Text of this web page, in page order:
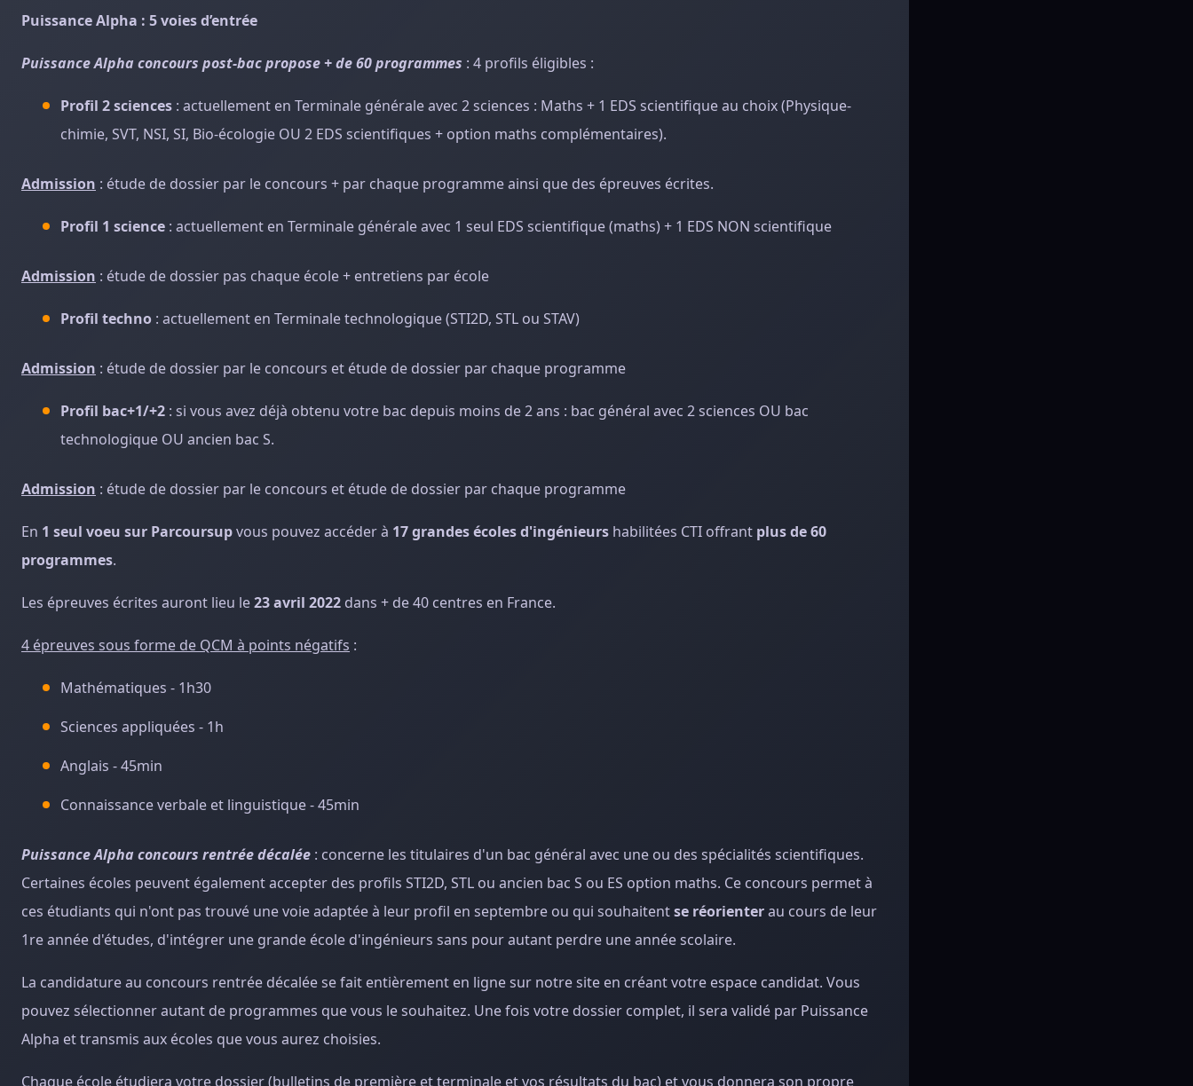
Puissance Alpha : 5 voies d’entrée
Puissance Alpha concours post-bac propose + de 60 programmes : 4 profils éligibles :
Profil 2 sciences : actuellement en Terminale générale avec 2 sciences : Maths + 1 EDS scientifique au choix (Physique-
chimie, SVT, NSI, SI, Bio-écologie OU 2 EDS scientifiques + option maths complémentaires).
Admission : étude de dossier par le concours + par chaque programme ainsi que des épreuves écrites.
Profil 1 science : actuellement en Terminale générale avec 1 seul EDS scientifique (maths) + 1 EDS NON scientifique
Admission : étude de dossier pas chaque école + entretiens par école
Profil techno : actuellement en Terminale technologique (STI2D, STL ou STAV)
Admission : étude de dossier par le concours et étude de dossier par chaque programme
Profil bac+1/+2 : si vous avez déjà obtenu votre bac depuis moins de 2 ans : bac général avec 2 sciences OU bac
technologique OU ancien bac S.
Admission : étude de dossier par le concours et étude de dossier par chaque programme
En 1 seul voeu sur Parcoursupvous pouvez accéder à 17 grandes écoles d'ingénieurs habilitées CTI offrant plus de 60
programmes.
Les épreuves écrites auront lieu le23 avril 2022 dans + de 40 centres en France.
4 épreuves sous forme de QCM à points négatifs :
Mathématiques - 1h30
Sciences appliquées - 1h
Anglais - 45min
Connaissance verbale et linguistique - 45min
Puissance Alpha concours rentrée décalée : concerne les titulaires d'un bac général avec une ou des spécialités scientifiques.
Certaines écoles peuvent également accepter des profils STI2D, STL ou ancien bac S ou ES option maths. Ce concours permet à
ces étudiants qui n'ont pas trouvé une voie adaptée à leur profil en septembre ou qui souhaitentse réorienterau cours de leur
1re année d'études, d'intégrer une grande école d'ingénieurs sans pour autant perdre une année scolaire.
La candidature au concours rentrée décalée se fait entièrement en ligne sur notre site en créant votre espace candidat. Vous
pouvez sélectionner autant de programmes que vous le souhaitez. Une fois votre dossier complet, il sera validé par Puissance
Alpha et transmis aux écoles que vous aurez choisies.
Chaque école étudiera votre dossier (bulletins de première et terminale et vos résultats du bac) et vous donnera son propre